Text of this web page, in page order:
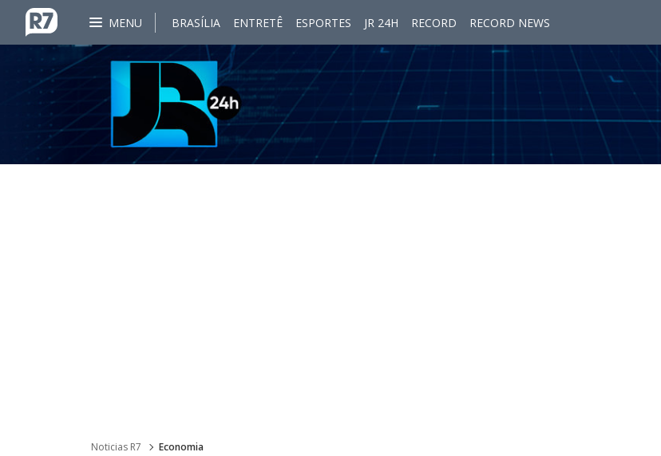
MENU BRASÍLIA ENTRETÊ ESPORTES JR 24H RECORD RECORD NEWS
Noticias R7 Economia